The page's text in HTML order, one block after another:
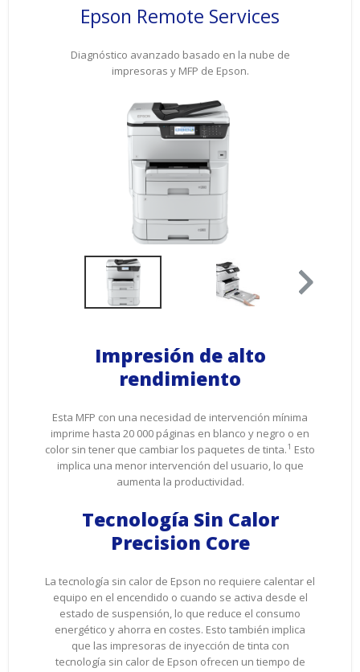
Epson Remote Services
Diagnóstico avanzado basado en la nube de
impresoras y MFP de Epson.
Impresión de alto
rendimiento
Esta MFP con una necesidad de intervención mínima
imprime hasta 20 000 páginas en blanco y negro o en
color sin tener que cambiar los paquetes de tinta.1 Esto
implica una menor intervención del usuario, lo que
aumenta la productividad.
Tecnología Sin Calor
Precision Core
La tecnología sin calor de Epson no requiere calentar el
equipo en el encendido o cuando se activa desde el
estado de suspensión, lo que reduce el consumo
energético y ahorra en costes. Esto también implica
que las impresoras de inyección de tinta con
tecnología sin calor de Epson ofrecen un tiempo de